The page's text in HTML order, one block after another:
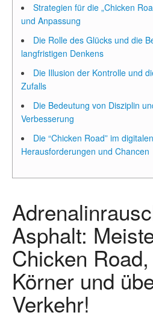
Strategien für die „Chicken
und Anpassung
Die Rolle des Glücks und die
langfristigen Denkens
Die Illusion der Kontrolle und
Zufalls
Die Bedeutung von Disziplin
Verbesserung
Die “Chicken Road” im
Herausforderungen und Chancen
Asphalt:
Chicken
Körner und
Verkehr!